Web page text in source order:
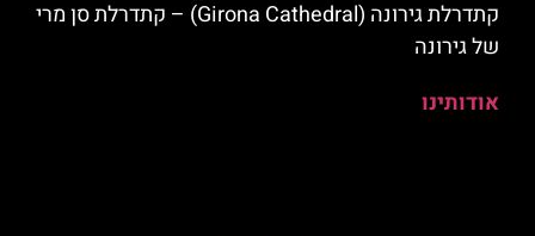
קתדרלת גירונה (Girona Cathedral) – קתדרלת סן מרי
של גירונה
אודותינו